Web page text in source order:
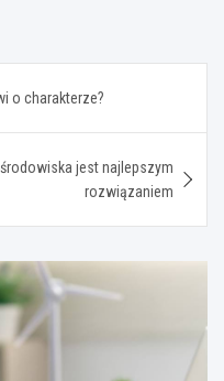
o charakterze?
jest najlepszym
rozwiązaniem